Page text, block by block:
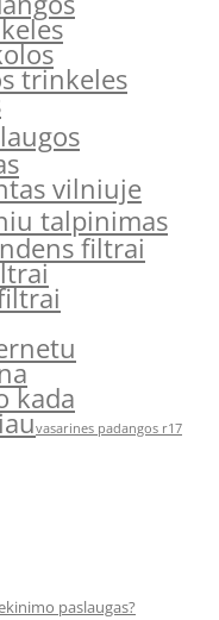
trinkeles
vilniuje
talpinimas
filtrai
kada
vasarines padangos r17
paslaugas?